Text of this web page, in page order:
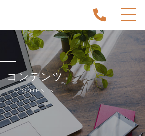
ホーム
当スクールについて
キャンペーン
料金表・コース
出張エリア
予約状況
コンテンツ
CONTENTS